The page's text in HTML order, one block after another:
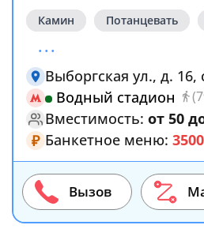
Камин Потанцевать
...
Выборгская ул., д. 16,
Водный стадион
Вместимость: от 50
₽ Банкетное меню:
Вызов